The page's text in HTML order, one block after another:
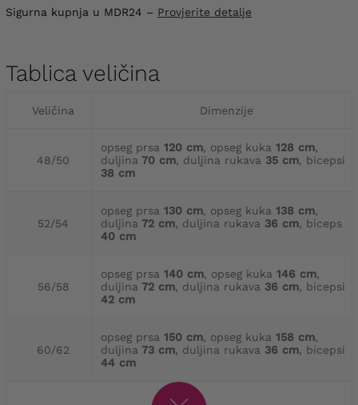
Sigurna kupnja u MDR24 – Provjerite detalje
Tablica veličina
Veličina Dimenzije
48/50
opseg prsa 120 cm, opseg kuka 128 cm,
duljina 70 cm, duljina rukava 35 cm, bicepsi
38 cm
52/54
opseg prsa 130 cm, opseg kuka 138 cm,
duljina 72 cm, duljina rukava 36 cm, biceps
40 cm
56/58
opseg prsa 140 cm, opseg kuka 146 cm,
duljina 72 cm, duljina rukava 36 cm, bicepsi
42 cm
60/62
opseg prsa 150 cm, opseg kuka 158 cm,
duljina 73 cm, duljina rukava 36 cm, bicepsi
44 cm